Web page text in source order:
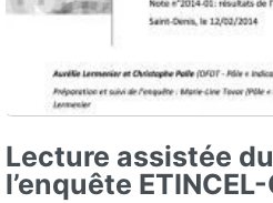
Lecture assistée
l’enquête